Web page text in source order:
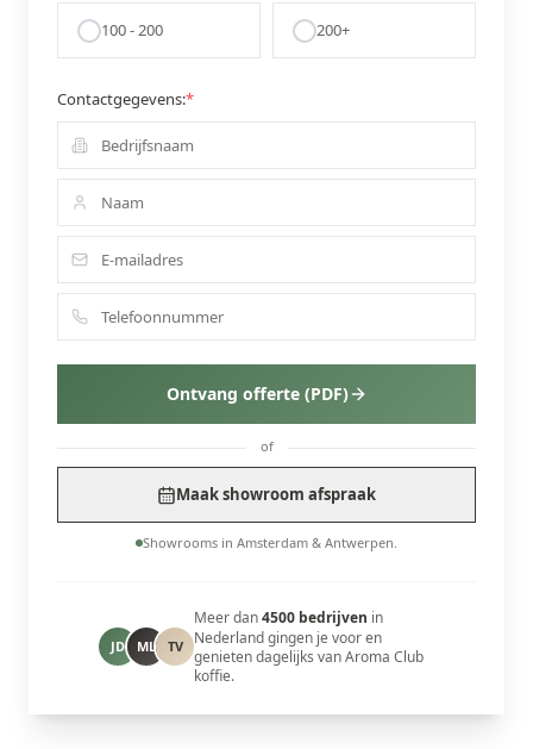
100 - 200 200+
Contactgegevens:*
Ontvang offerte (PDF)
of
Maak showroom afspraak
Showrooms in Amsterdam & Antwerpen.
JD ML TV
Meer dan4500 bedrijven in
Nederland gingen je voor en
genieten dagelijks van Aroma Club
koffie.